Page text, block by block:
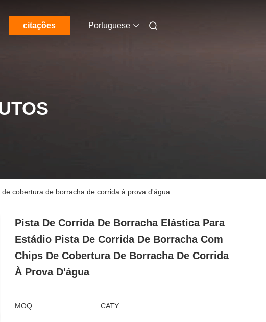
citações Portuguese
cobertura de borracha de corrida à prova d'água
Pista De Corrida De Borracha Elástica Para
Estádio Pista De Corrida De Borracha Com
Chips De Cobertura De Borracha De Corrida
À Prova D'água
MOQ: CATY